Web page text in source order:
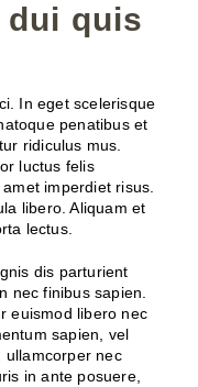
dui quis
In eget scelerisque
penatibus et
ridiculus mus.
luctus felis
imperdiet risus.
libero. Aliquam et
lectus.
dis parturient
nec finibus sapien.
euismod libero nec
sapien, vel
ullamcorper nec
in ante posuere,